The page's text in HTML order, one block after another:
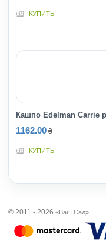
КУПИТЬ
Кашпо Edelman Carrie
1162.00 ₴
КУПИТЬ
© 2011 - 2026 «Ваш Сад»